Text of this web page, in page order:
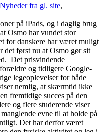
Nyheder fra gl. site,
på iPads, og i daglig brug
Osmo har vundet stor
for danskere har været muligt
det først nu at Osmo gør sit
Det prisvindende
og tidligere Google-
legeoplevelser for både
nemlig, at skærmtid ikke
fremtidige succes på den
og flere studerende viser
evne til at holde på
Det har derfor været